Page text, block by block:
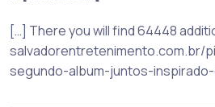
[…] There you will find 64448
salvadorentretenimento.com.br/
segundo-album-juntos-